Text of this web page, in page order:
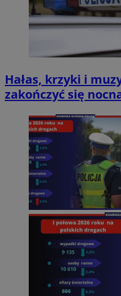
Hałas, krzyki i
zakończyć się